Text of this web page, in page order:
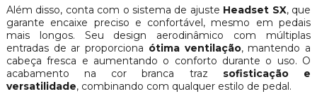
Além disso, conta com o sistema de ajuste Headset SX, que
garante encaixe preciso e confortável, mesmo em pedais
mais longos. Seu design aerodinâmico com múltiplas
entradas de ar proporciona ótima ventilação, mantendo a
cabeça fresca e aumentando o conforto durante o uso. O
acabamento na cor branca traz sofisticação e
versatilidade, combinando com qualquer estilo de pedal.